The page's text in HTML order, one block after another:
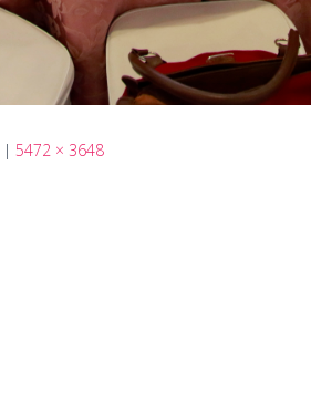
| 5472 × 3648